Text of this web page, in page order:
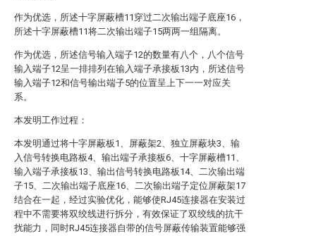
作为优选，所述十字屏蔽槽11穿过二次输出端子底座16，
所述十字屏蔽槽11将二次输出端子15两两一组隔离。
作为优选，所述信号输入端子12的数量有八个，八个信号
输入端子12呈一排排列在输入端子承接板13内，所述信号
输入端子12和信号输出端子5的位置呈上下一一对应关
系。
本发明工作过程：
本发明通过将十字屏蔽板1、屏蔽架2、独立屏蔽块3、输
入信号转换电路板4、输出端子承接板6、十字屏蔽槽11、
输入端子承接板13、输出信号转换电路板14、二次输出端
子15、二次输出端子底座16、二次输出端子定位屏蔽架17
结合在一起，经过实验优化，能够使RJ45连接器在安装过
程中不需要将双绞线进行拆分，有效保证了双绞线的抗干
扰能力，同时RJ45连接器自带的信号屏蔽传输装置能够强